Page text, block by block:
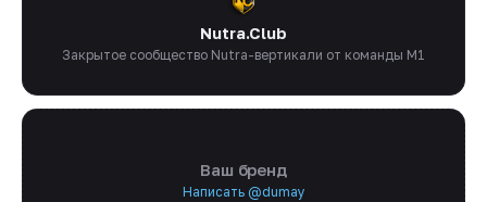
Nutra.Club
Закрытое сообщество Nutra-вертикали от команды M1
Ваш бренд
Написать @dumay